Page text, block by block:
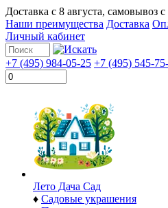
Доставка с 8 августа, самовывоз с
Наши преимущества Доставка
Личный кабинет
+7 (495) 984-05-25 +7 (495) 545-
Лето Дача Сад
♦ Садовые украшения